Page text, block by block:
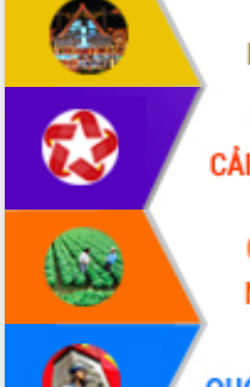
ứng để giữ vững thị trường xuất khẩu
Diễn đàn Kinh tế tư nhân Việt Nam đột
phá cơ chế - Hợp tác công tư
Đề án 06 tạo bước ngoặt đột phá trong
cải cách hành chính tỉnh Đắk Lắk
Kết nối tour, đẩy mạnh chuyển đổi số
để phát triển du lịch Đắk Lắk
Khởi động Dự án Đầu tư xây dựng hạ
tầng kỹ thuật Cụm công nghiệp Tân
Tiến
Gặp mặt các cơ quan báo chí nhân Kỷ
niệm 101 năm Ngày Báo chí Cách
mạng Việt Nam
Đắk Lắk sơ kết 4 năm triển khai thực
hiện Đề án 06 của Chính phủ